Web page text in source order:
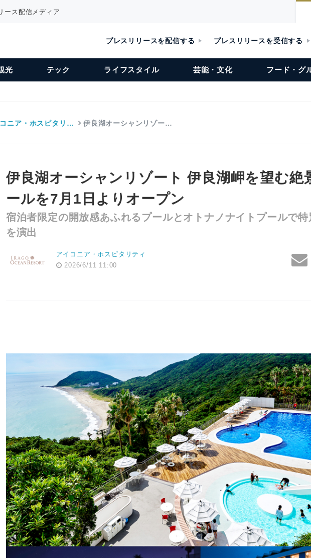
ース配信メディア
プレスリリースを配信する プレスリリースを受信する
光 テック ライフスタイル 芸能・文化 フード・グ
ニア・ホスピタリ… 伊良湖オーシャンリゾー…
伊良湖オーシャンリゾート 伊良湖岬を望む絶
ールを7月1日よりオープン
宿泊者限定の開放感あふれるプールとオトナノナイトプールで
を演出
アイコニア・ホスピタリティ
2026/6/11 11:00